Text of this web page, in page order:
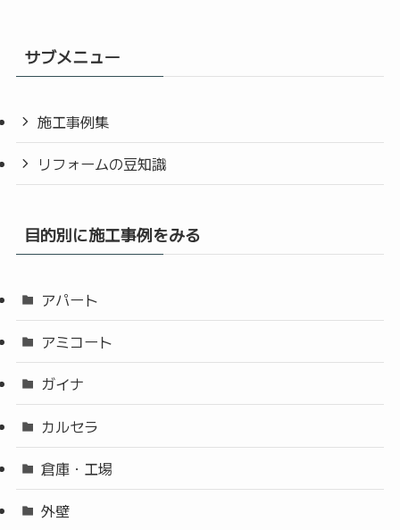
サブメニュー
施工事例集
リフォームの豆知識
目的別に施工事例をみる
アパート
アミコート
ガイナ
カルセラ
倉庫・工場
外壁